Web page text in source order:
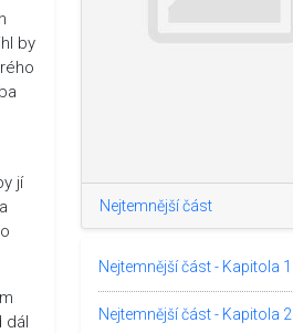
by
jí
dál
Nejtemnější část
Nejtemnější část - Kapitola 1
Nejtemnější část - Kapitola 2